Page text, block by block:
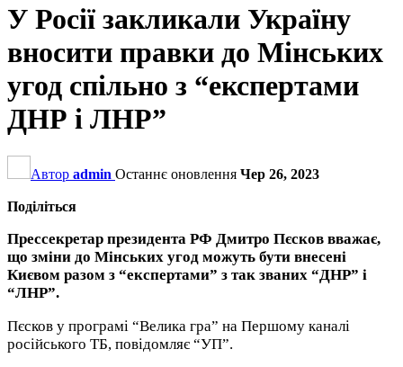
У Росії закликали Україну
вносити правки до Мінських
угод спільно з “експертами
ДНР і ЛНР”
Автор admin Останнє оновлення Чер 26, 2023
Поділіться
Прессекретар президента РФ Дмитро Пєсков вважає,
що зміни до Мінських угод можуть бути внесені
Києвом разом з “експертами” з так званих “ДНР” і
“ЛНР”.
Пєсков у програмі “Велика гра” на Першому каналі
російського ТБ, повідомляє “УП”.